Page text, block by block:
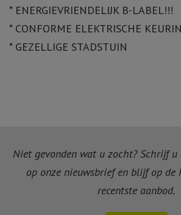
* ENERGIEVRIENDELIJK B-LABEL!!!
* CONFORME ELEKTRISCHE
* GEZELLIGE STADSTUIN
Niet gevonden wat u zocht? Schrijf
op onze nieuwsbrief en blijf op de
recentste aanbod.